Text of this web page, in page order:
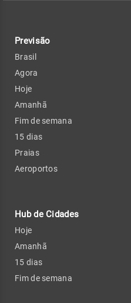
Previsão
Brasil
Agora
Hoje
Amanhã
Fim de semana
15 dias
Praias
Aeroportos
Hub de Cidades
Hoje
Amanhã
15 dias
Fim de semana